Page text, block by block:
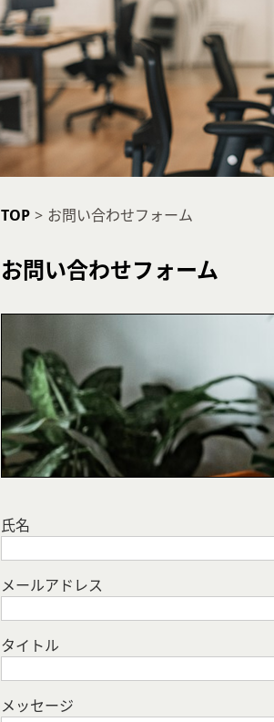
TOP > お問い合わせフォーム
お問い合わせフォーム
氏名
メールアドレス
タイトル
メッセージ